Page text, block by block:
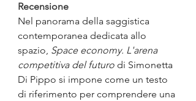
Recensione
Nel panorama della saggistica
contemporanea dedicata allo
spazio, Space economy. L'arena
competitiva del futuro di Simonetta
Di Pippo si impone come un testo
di riferimento per comprendere una